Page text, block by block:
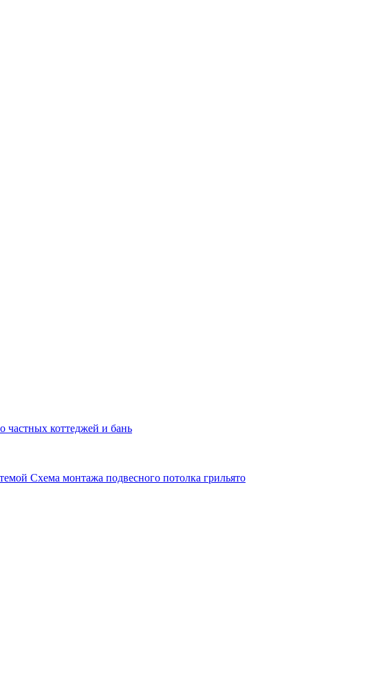
частных коттеджей и бань
Схема монтажа подвесного потолка грильято